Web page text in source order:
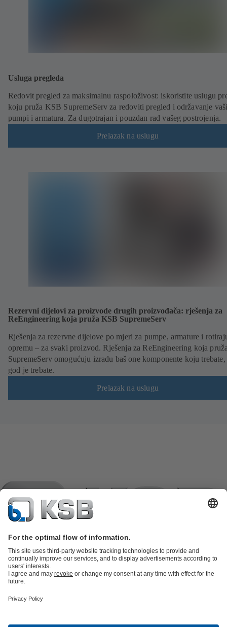
Usluga pregleda
Redovit pregled za maksimalnu raspoloživost: iskoristite uslugu
koju pruža KSB SupremeServ za redoviti pregled i održavanje
pumpi i armatura. Za dugotrajan i pouzdan rad vašeg postrojenja.
Prelazak na uslugu
Rezervni dijelovi za proizvode drugih proizvođača: rješenja za
ReEngineering koja pruža KSB SupremeServ
Rješenja za rezervne dijelove po mjeri za pumpe, armature i
opremu – za svaki proizvod. Rješenja za ReEngineering koja
SupremeServ omogućuju izradu baš one komponente koju
god je trebate.
Prelazak na uslugu
SupremeServ: Premium servis za pumpe i armature